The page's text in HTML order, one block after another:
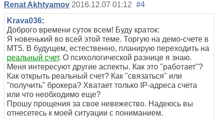
Renat Akhtyamov 2016.12.07 01:12 #4
Krava036:
Доброго времени суток всем! Буду краток:
Я новенький во всей этой теме. Торгую на демо-счете в
MT5. В будущем, естественно, планирую переходить на
реальный счет. О психологической разнице я знаю.
Меня интересуют другие аспекты. Как это "работает"?
Как открыть реальный счет? Как "связаться" или
"получить" брокера? Хватает только IP-адреса счета
или что необходимо еще?
Прошу прощения за свое невежество. Надеюсь вы
отнесетесь к моей ситуации с пониманием.